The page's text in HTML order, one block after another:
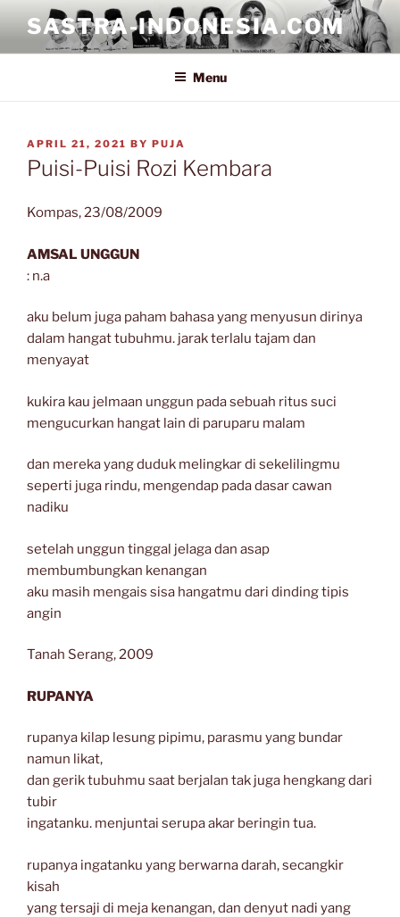
content
SASTRA-INDONESIA.COM
Menu
POSTED
ON
APRIL 21, 2021 BY PUJA
Puisi-Puisi Rozi Kembara
Kompas, 23/08/2009
AMSAL UNGGUN
: n.a
aku belum juga paham bahasa yang menyusun dirinya
dalam hangat tubuhmu. jarak terlalu tajam dan
menyayat
kukira kau jelmaan unggun pada sebuah ritus suci
mengucurkan hangat lain di paruparu malam
dan mereka yang duduk melingkar di sekelilingmu
seperti juga rindu, mengendap pada dasar cawan
nadiku
setelah unggun tinggal jelaga dan asap
membumbungkan kenangan
aku masih mengais sisa hangatmu dari dinding tipis
angin
Tanah Serang, 2009
RUPANYA
rupanya kilap lesung pipimu, parasmu yang bundar
namun likat,
dan gerik tubuhmu saat berjalan tak juga hengkang dari
tubir
ingatanku. menjuntai serupa akar beringin tua.
rupanya ingatanku yang berwarna darah, secangkir
kisah
yang tersaji di meja kenangan, dan denyut nadi yang